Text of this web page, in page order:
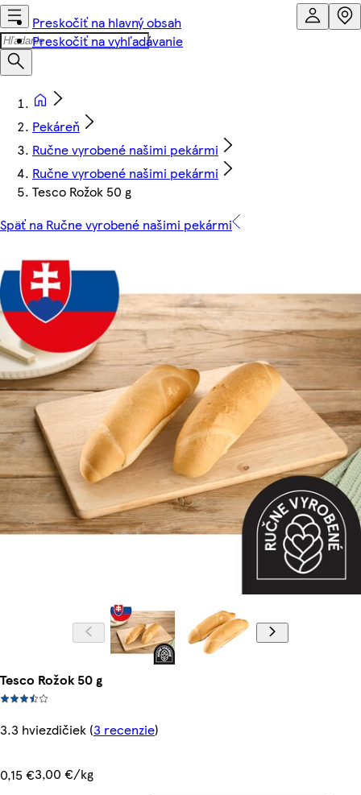
Preskočiť na hlavný obsah
Preskočiť na vyhľadávanie
Pekáreň
Ručne vyrobené našimi pekármi
Ručne vyrobené našimi pekármi
Tesco Rožok 50 g
Späť na Ručne vyrobené našimi pekármi
Tesco Rožok 50 g
3.3 hviezdičiek (3 recenzie)
0,15 €3,00 €/kg